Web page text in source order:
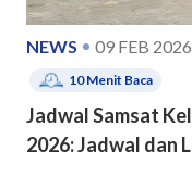
NEWS 09 FEB 2026
10Menit Baca
Jadwal Samsat
2026: Jadwal dan